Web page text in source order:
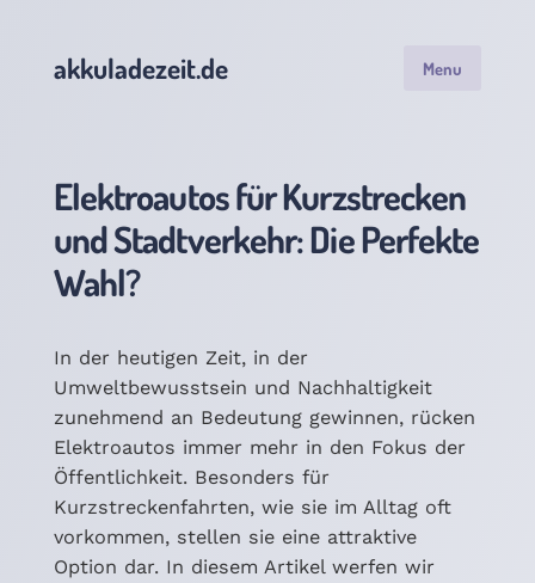
akkuladezeit.de Menu
Elektroautos für Kurzstrecken
und Stadtverkehr: Die Perfekte
Wahl?
In der heutigen Zeit, in der
Umweltbewusstsein und Nachhaltigkeit
zunehmend an Bedeutung gewinnen, rücken
Elektroautos immer mehr in den Fokus der
Öffentlichkeit. Besonders für
Kurzstreckenfahrten, wie sie im Alltag oft
vorkommen, stellen sie eine attraktive
Option dar. In diesem Artikel werfen wir